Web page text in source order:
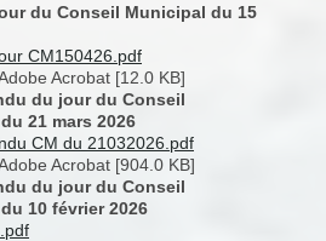
du Conseil Municipal du 15
CM150426.pdf
Acrobat [12.0 KB]
du jour du Conseil
21 mars 2026
CM du 21032026.pdf
Acrobat [904.0 KB]
du jour du Conseil
10 février 2026